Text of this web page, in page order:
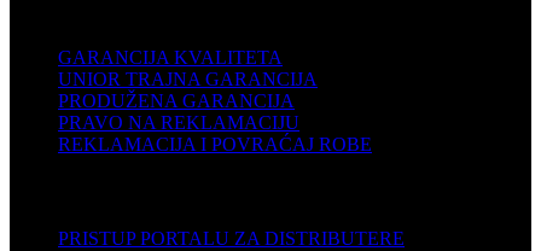
GARANCIJA KVALITETA
UNIOR TRAJNA GARANCIJA
PRODUŽENA GARANCIJA
PRAVO NA REKLAMACIJU
REKLAMACIJA I POVRAĆAJ ROBE
PRISTUP PORTALU ZA DISTRIBUTERE